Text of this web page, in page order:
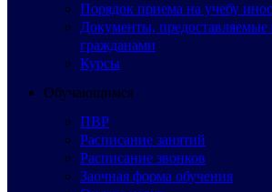
Порядок приема на учебу
Документы,
гражданами
Курсы
Обучающимся
ПВР
Расписание занятий
Расписание звонков
Заочная форма обучения